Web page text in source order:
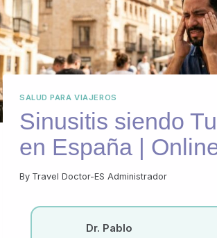
SALUD PARA VIAJEROS
Sinusitis siendo
en España |
By Travel Doctor-ES Administrador
Dr. Pablo